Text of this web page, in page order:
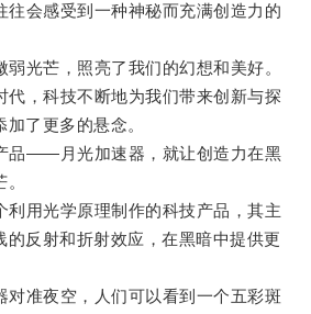
会感受到一种神秘而充满创造力的
光芒，照亮了我们的幻想和美好。
，科技不断地为我们带来创新与探
了更多的悬念。
——月光加速器，就让创造力在黑
用光学原理制作的科技产品，其主
的反射和折射效应，在黑暗中提供更
准夜空，人们可以看到一个五彩斑